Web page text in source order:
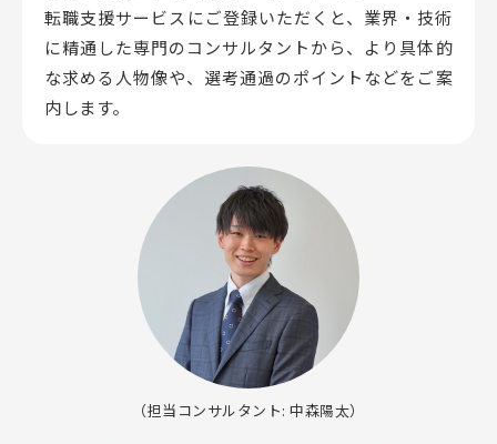
転職支援サービスにご登録いただくと、業界・技術
に精通した専門のコンサルタントから、 より具体的
な求める人物像や、選考通過のポイントなどをご案
内します。
（担当コンサルタント: 中森陽太）